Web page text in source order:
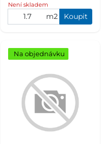
Není skladem
m2 Koupit
Na objednávku